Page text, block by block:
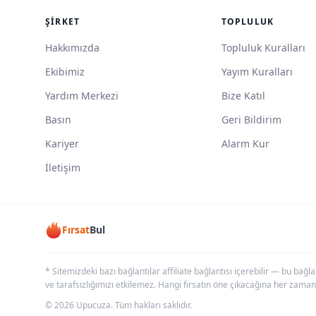
ŞIRKET
Hakkımızda
Ekibimiz
Yardım Merkezi
Basın
Kariyer
İletişim
TOPLULUK
Topluluk Kuralları
Yayım Kuralları
Bize Katıl
Geri Bildirim
Alarm Kur
FırsatBul
* Sitemizdeki bazı bağlantılar affiliate bağlantısı içerebilir — bu
ve tarafsızlığımızı etkilemez. Hangi fırsatın öne çıkacağına her
© 2026 Upucuza. Tüm hakları saklıdır.